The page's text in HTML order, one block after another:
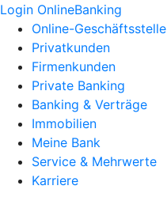
Login OnlineBanking
Online-Geschäftsstelle
Privatkunden
Firmenkunden
Private Banking
Banking & Verträge
Immobilien
Meine Bank
Service & Mehrwerte
Karriere